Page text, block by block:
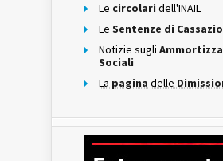
Le circolari dell'INAIL
Le Sentenze di
Notizie sugli
Sociali
La pagina delle